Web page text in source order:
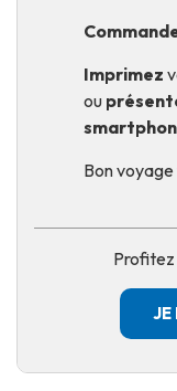
Imprimez
ou
Bon
JE